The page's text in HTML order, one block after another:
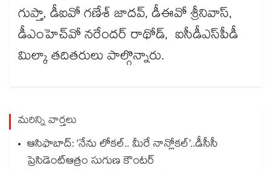
గుప్తా, డీఐవో గణేశ్ జాదవ్, డీఈవో శ్రీనివాస్,
డీఎంహెచ్​వో నరేందర్ రాథోడ్, ఐసీడీఎస్​పీడీ
మిల్కా తదితరులు పాల్గొన్నారు.
మరిన్ని వార్తలు
ఆసిఫాబాద్: ‘నేను లోకల్.. మీరే నాన్లోకల్’..డీసీసీ
ప్రెసిడెంట్ఆత్రం సుగుణ కౌంటర్